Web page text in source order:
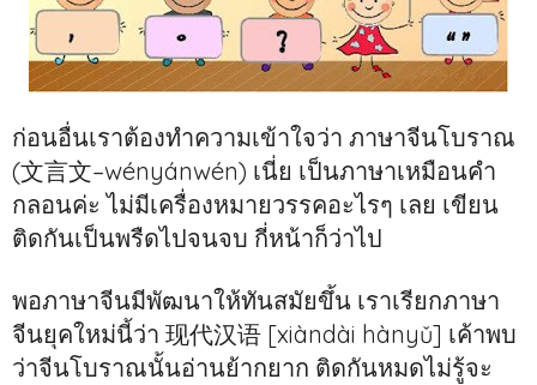
ก่อนอื่นเราต้องทำความเข้าใจว่า ภาษาจีนโบราณ
(文言文–wényánwén) เนี่ย เป็นภาษาเหมือนคำ
กลอนค่ะ ไม่มีเครื่องหมายวรรคอะไรๆ เลย เขียน
ติดกันเป็นพรืดไปจนจบ กี่หน้าก็ว่าไป
พอภาษาจีนมีพัฒนาให้ทันสมัยขึ้น เราเรียกภาษา
จีนยุคใหม่นี้ว่า 现代汉语 [xiàndài hànyǔ] เค้าพบ
ว่าจีนโบราณนั้นอ่านย้ากยาก ติดกันหมดไม่รู้จะ